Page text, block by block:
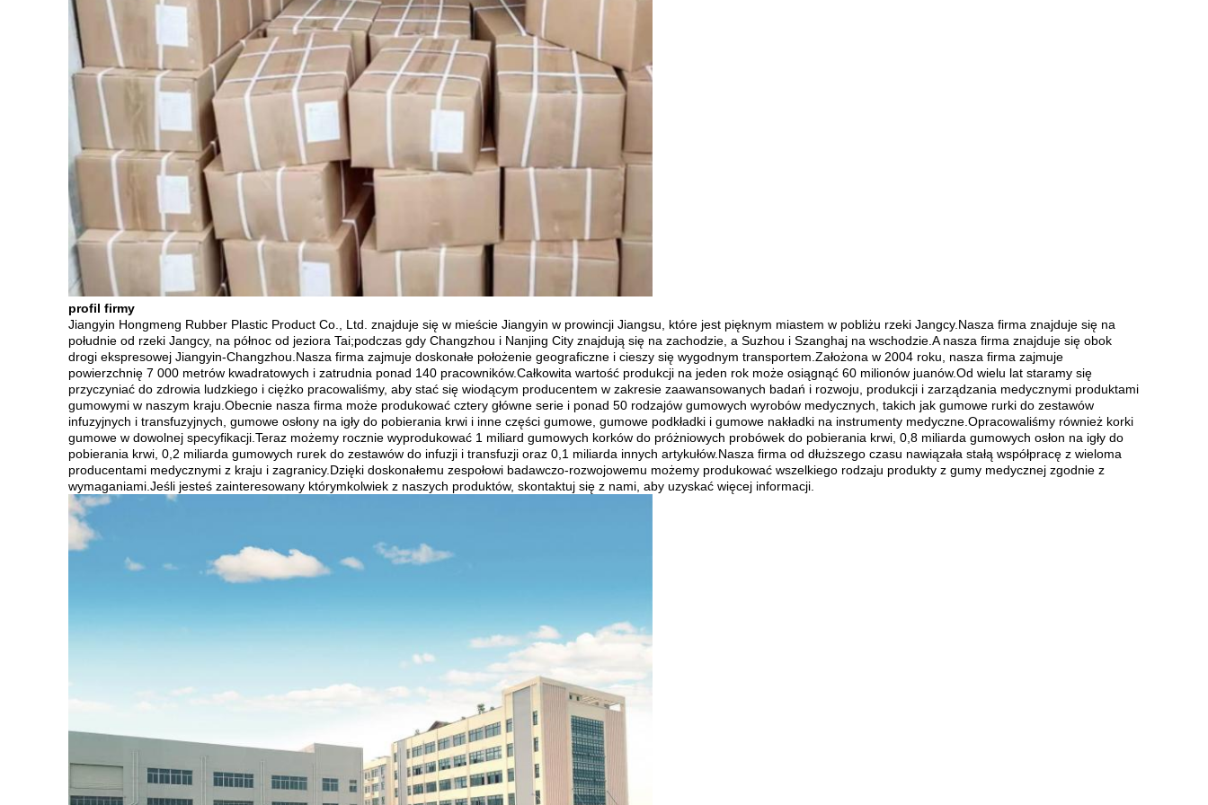
profil firmy
Jiangyin Hongmeng Rubber Plastic Product Co., Ltd. znajduje się w mieście Jiangyin w prowincji Jiangsu, które jest pięknym miastem w pobliżu rzeki Jangcy.Nasza firma znajduje się na
południe od rzeki Jangcy, na północ od jeziora Tai;podczas gdy Changzhou i Nanjing City znajdują się na zachodzie, a Suzhou i Szanghaj na wschodzie.A nasza firma znajduje się obok
drogi ekspresowej Jiangyin-Changzhou.Nasza firma zajmuje doskonałe położenie geograficzne i cieszy się wygodnym transportem.Założona w 2004 roku, nasza firma zajmuje
powierzchnię 7 000 metrów kwadratowych i zatrudnia ponad 140 pracowników.Całkowita wartość produkcji na jeden rok może osiągnąć 60 milionów juanów.Od wielu lat staramy się
przyczyniać do zdrowia ludzkiego i ciężko pracowaliśmy, aby stać się wiodącym producentem w zakresie zaawansowanych badań i rozwoju, produkcji i zarządzania medycznymi produktami
gumowymi w naszym kraju.Obecnie nasza firma może produkować cztery główne serie i ponad 50 rodzajów gumowych wyrobów medycznych, takich jak gumowe rurki do zestawów
infuzyjnych i transfuzyjnych, gumowe osłony na igły do ​​pobierania krwi i inne części gumowe, gumowe podkładki i gumowe nakładki na instrumenty medyczne.Opracowaliśmy również korki
gumowe w dowolnej specyfikacji.Teraz możemy rocznie wyprodukować 1 miliard gumowych korków do próżniowych probówek do pobierania krwi, 0,8 miliarda gumowych osłon na igły do ​​
pobierania krwi, 0,2 miliarda gumowych rurek do zestawów do infuzji i transfuzji oraz 0,1 miliarda innych artykułów.Nasza firma od dłuższego czasu nawiązała stałą współpracę z wieloma
producentami medycznymi z kraju i zagranicy.Dzięki doskonałemu zespołowi badawczo-rozwojowemu możemy produkować wszelkiego rodzaju produkty z gumy medycznej zgodnie z
wymaganiami.Jeśli jesteś zainteresowany którymkolwiek z naszych produktów, skontaktuj się z nami, aby uzyskać więcej informacji.